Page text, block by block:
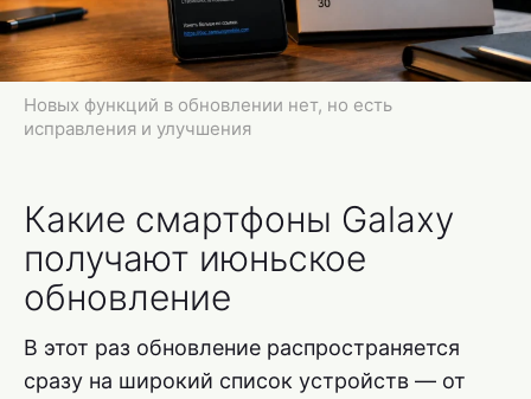
Новых функций в обновлении нет, но есть
исправления и улучшения
Какие смартфоны Galaxy
получают июньское
обновление
В этот раз обновление распространяется
сразу на широкий список устройств — от